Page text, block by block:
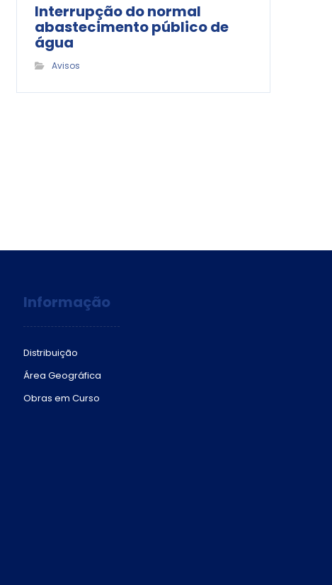
Interrupção do normal
abastecimento público de
água
Avisos
Informação
Distribuição
Área Geográfica
Obras em Curso